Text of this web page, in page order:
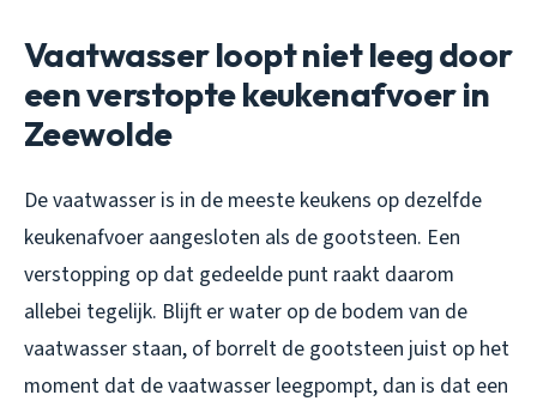
Vaatwasser loopt niet leeg door
een verstopte keukenafvoer in
Zeewolde
De vaatwasser is in de meeste keukens op dezelfde
keukenafvoer aangesloten als de gootsteen. Een
verstopping op dat gedeelde punt raakt daarom
allebei tegelijk. Blijft er water op de bodem van de
vaatwasser staan, of borrelt de gootsteen juist op het
moment dat de vaatwasser leegpompt, dan is dat een